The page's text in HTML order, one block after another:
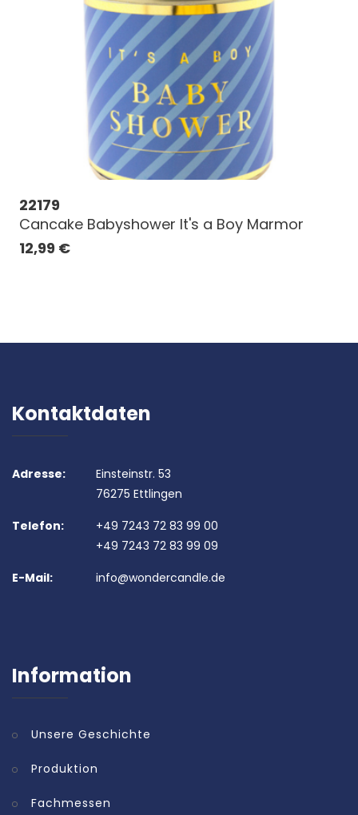
22179
Cancake Babyshower It's a Boy Marmor
12,99 €
Kontaktdaten
Adresse:
Einsteinstr. 53
76275 Ettlingen
Telefon:
+49 7243 72 83 99 00
+49 7243 72 83 99 09
E-Mail:
info@wondercandle.de
Information
Unsere Geschichte
Produktion
Fachmessen